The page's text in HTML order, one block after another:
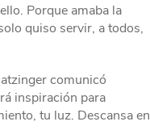
Porque amaba la
quiso servir, a todos,
comunicó
inspiración para
tu luz. Descansa en